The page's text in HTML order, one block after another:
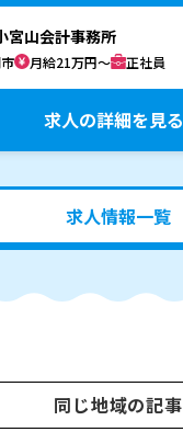
宮山会計事務所
月給21万円～ 正社員
求人の詳細を見る
求人情報一覧
同じ地域の記事